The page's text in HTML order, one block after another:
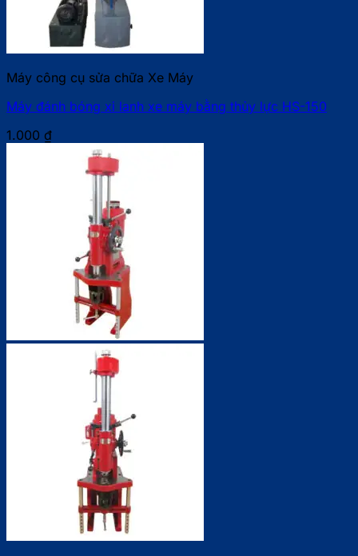
Máy công cụ sửa chữa Xe Máy
Máy đánh bóng xi lanh xe máy bằng thủy lực HS-150
1.000 ₫